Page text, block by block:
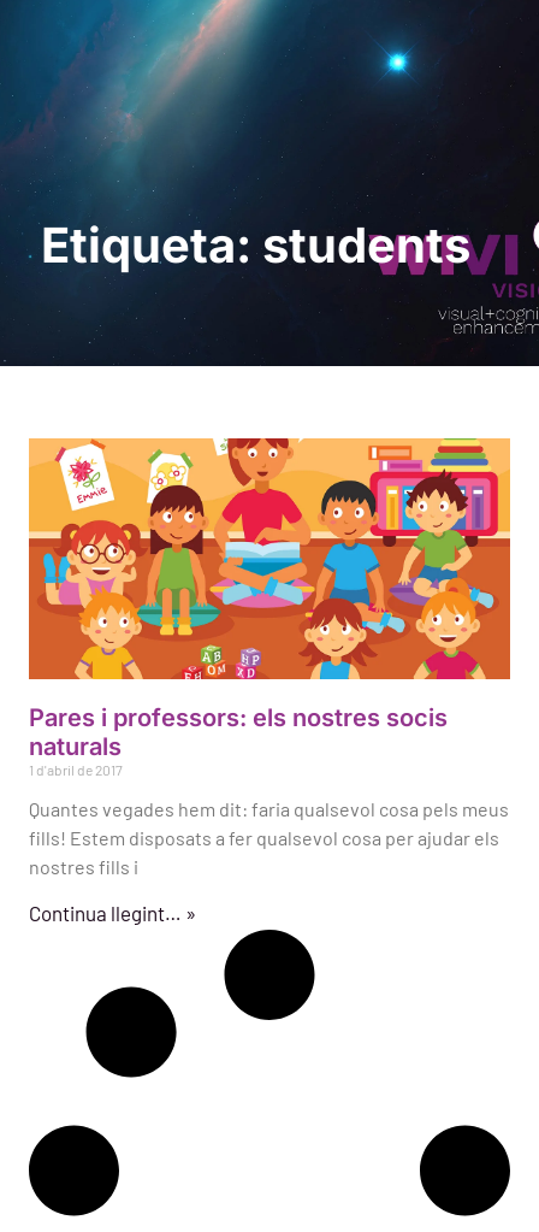
Sol · licita una
demostració
Etiqueta: students
Pares i professors: els nostres socis
naturals
1 d'abril de 2017
Quantes vegades hem dit: faria qualsevol cosa pels meus
fills! Estem disposats a fer qualsevol cosa per ajudar els
nostres fills i
Continua llegint… »